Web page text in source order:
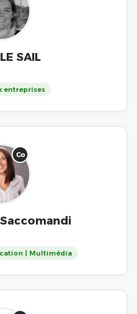
SAIL
entreprises
Co
| Multimédia